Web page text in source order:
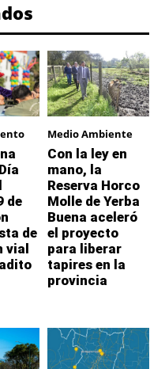
de
de
vial
Medio Ambiente
Con la ley en
mano, la
Reserva Horco
Molle de Yerba
Buena aceleró
el proyecto
para liberar
tapires en la
provincia